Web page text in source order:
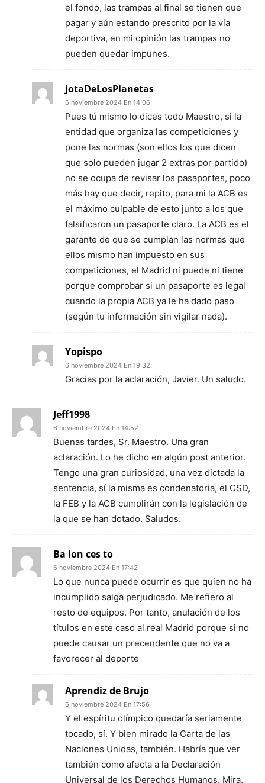
el fondo, las trampas al final se tienen que
pagar y aún estando prescrito por la vía
deportiva, en mi opinión las trampas no
pueden quedar impunes.
JotaDeLosPlanetas
6 noviembre 2024 En 14:06
Pues tú mismo lo dices todo Maestro, si la
entidad que organiza las competiciones y
pone las normas (son ellos los que dicen
que solo pueden jugar 2 extras por partido)
no se ocupa de revisar los pasaportes, poco
más hay que decir, repito, para mi la ACB es
el máximo culpable de esto junto a los que
falsificaron un pasaporte claro. La ACB es el
garante de que se cumplan las normas que
ellos mismo han impuesto en sus
competiciones, el Madrid ni puede ni tiene
porque comprobar si un pasaporte es legal
cuando la propia ACB ya le ha dado paso
(según tu información sin vigilar nada).
Yopispo
6 noviembre 2024 En 19:32
Gracias por la aclaración, Javier. Un saludo.
Jeff1998
6 noviembre 2024 En 14:52
Buenas tardes, Sr. Maestro. Una gran
aclaración. Lo he dicho en algún post anterior.
Tengo una gran curiosidad, una vez dictada la
sentencia, sí la misma es condenatoria, el CSD,
la FEB y la ACB cumplirán con la legislación de
la que se han dotado. Saludos.
Ba lon ces to
6 noviembre 2024 En 17:42
Lo que nunca puede ocurrir es que quien no ha
incumplido salga perjudicado. Me refiero al
resto de equipos. Por tanto, anulación de los
títulos en este caso al real Madrid porque si no
puede causar un precendente que no va a
favorecer al deporte
Aprendiz de Brujo
6 noviembre 2024 En 17:56
Y el espíritu olímpico quedaría seriamente
tocado, sí. Y bien mirado la Carta de las
Naciones Unidas, también. Habría que ver
también como afecta a la Declaración
Universal de los Derechos Humanos. Mira,